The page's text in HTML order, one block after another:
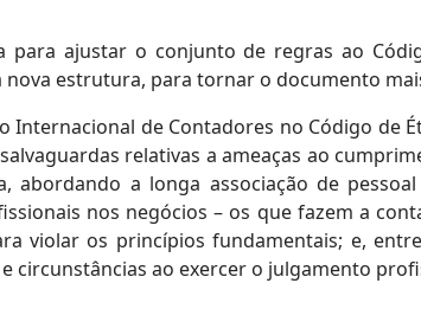
para ajustar o conjunto de regras ao
estrutura, para tornar o documento
Internacional de Contadores no Código de
relativas a ameaças ao
abordando a longa associação de
nos negócios – os que fazem a
violar os princípios fundamentais; e,
circunstâncias ao exercer o julgamento